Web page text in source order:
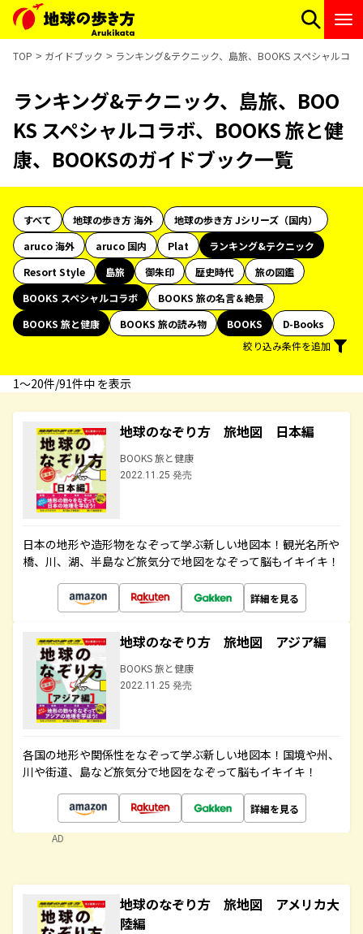
TOP ガイドブック ランキング&テクニック、島旅、BOOKS スペシャルコ
ランキング&テクニック、島旅、BOO
KS スペシャルコラボ、BOOKS 旅と健
康、BOOKSのガイドブック一覧
すべて 地球の歩き方 海外
地球の歩き方 Jシリーズ（国内）
aruco 海外
aruco 国内 Plat
ランキング&テクニック
Resort Style
島旅 御朱印 歴史時代
旅の図鑑
BOOKS スペシャルコラボ
BOOKS 旅の名言＆絶景
BOOKS 旅と健康
BOOKS 旅の読み物 BOOKS
D-Books
絞り込み条件を追加
1〜20件/91件中 を表示
地球のなぞり方 旅地図 日本編
BOOKS 旅と健康
2022.11.25 発売
日本の地形や造形物をなぞって学ぶ新しい地図本！観光名所や
橋、川、湖、半島など旅気分で地図をなぞって脳もイキイキ！
詳細を見る
地球のなぞり方 旅地図 アジア編
BOOKS 旅と健康
2022.11.25 発売
各国の地形や関係性をなぞって学ぶ新しい地図本！国境や州、
川や街道、島など旅気分で地図をなぞって脳もイキイキ！
詳細を見る
AD
地球のなぞり方 旅地図 アメリカ大
陸編